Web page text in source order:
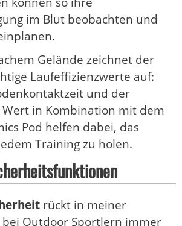
im Blut beobachten und
Gelände zeichnet der
Laufeffizienzwerte auf:
und der
Wert in Kombination mit dem
Pod helfen dabei, das
Training zu holen.
rückt in meiner
Outdoor Sportlern immer